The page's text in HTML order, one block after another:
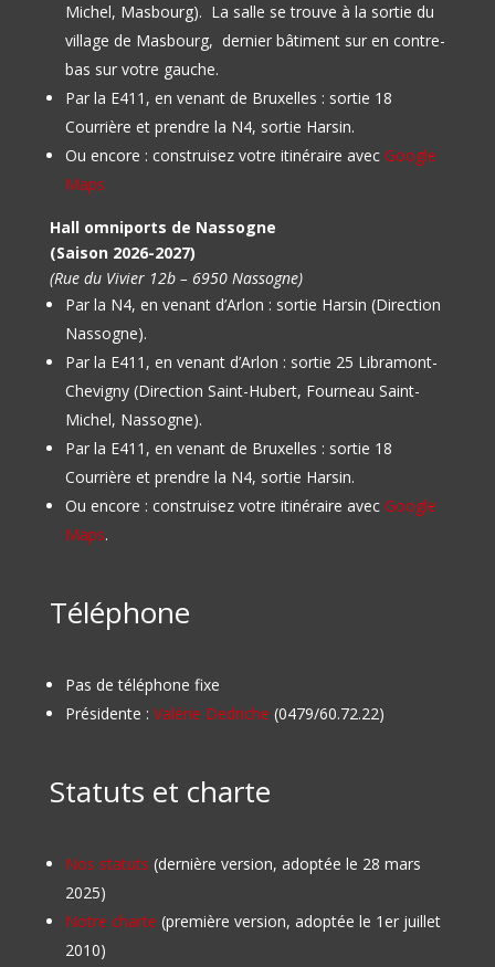
Michel, Masbourg). La salle se trouve à la sortie du
village de Masbourg, dernier bâtiment sur en contre-
bas sur votre gauche.
Par la E411, en venant de Bruxelles : sortie 18
Courrière et prendre la N4, sortie Harsin.
Ou encore : construisez votre itinéraire avec Google
Maps
Hall omniports de Nassogne
(Saison 2026-2027)
(Rue du Vivier 12b – 6950 Nassogne)
Par la N4, en venant d’Arlon : sortie Harsin (Direction
Nassogne).
Par la E411, en venant d’Arlon : sortie 25 Libramont-
Chevigny (Direction Saint-Hubert, Fourneau Saint-
Michel, Nassogne).
Par la E411, en venant de Bruxelles : sortie 18
Courrière et prendre la N4, sortie Harsin.
Ou encore : construisez votre itinéraire avec Google
Maps.
Téléphone
Pas de téléphone fixe
Présidente : Valérie Dedriche (0479/60.72.22)
Statuts et charte
Nos statuts (dernière version, adoptée le 28 mars
2025)
Notre charte (première version, adoptée le 1er juillet
2010)